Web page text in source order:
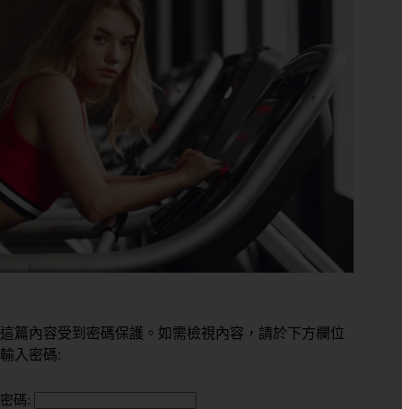
這篇內容受到密碼保護。如需檢視內容，請於下方欄位
輸入密碼:
密碼: